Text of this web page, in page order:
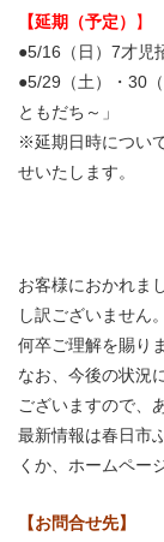
【延期（予定）
】
●5/16（日）7才児
●5/29（土）・30
ともだち～」
※延期日時につい
せいたします。
お客様におかれま
し訳ございません。
何卒ご理解を賜り
なお、今後の状況
ございますので、
最新情報は春日市
くか、ホームペー
【お問合せ先】